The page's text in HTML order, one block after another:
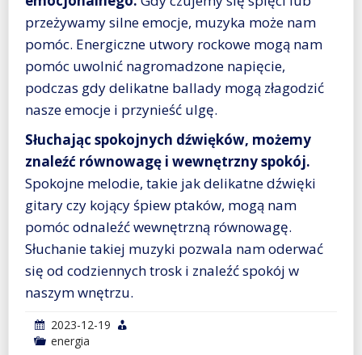
przeżywamy silne emocje, muzyka może nam
pomóc. Energiczne utwory rockowe mogą nam
pomóc uwolnić nagromadzone napięcie,
podczas gdy delikatne ballady mogą złagodzić
nasze emocje i przynieść ulgę.
Słuchając spokojnych dźwięków, możemy
znaleźć równowagę i wewnętrzny spokój.
Spokojne melodie, takie jak delikatne dźwięki
gitary czy kojący śpiew ptaków, mogą nam
pomóc odnaleźć wewnętrzną równowagę.
Słuchanie takiej muzyki pozwala nam oderwać
się od codziennych trosk i znaleźć spokój w
naszym wnętrzu.
2023-12-19
energia